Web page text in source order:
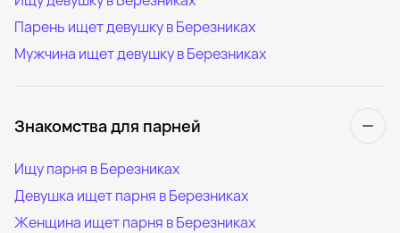
Парень ищет девушку в Березниках
Мужчина ищет девушку в Березниках
Знакомства для парней
Ищу парня в Березниках
Девушка ищет парня в Березниках
Женщина ищет парня в Березниках